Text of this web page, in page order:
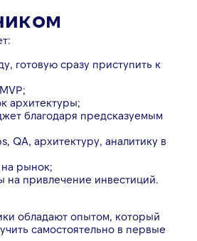
готовую сразу приступить к
архитектуры;
благодаря предсказуемым
QA, архитектуру, аналитику в
рынок;
на привлечение инвестиций.
обладают опытом, который
самостоятельно в первые